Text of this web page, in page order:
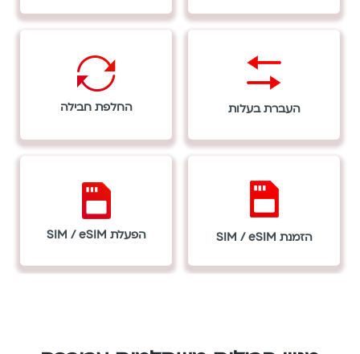
העברת בעלות החלפת חבילה
הזמנת SIM / eSIM הפעלת SIM / eSIM